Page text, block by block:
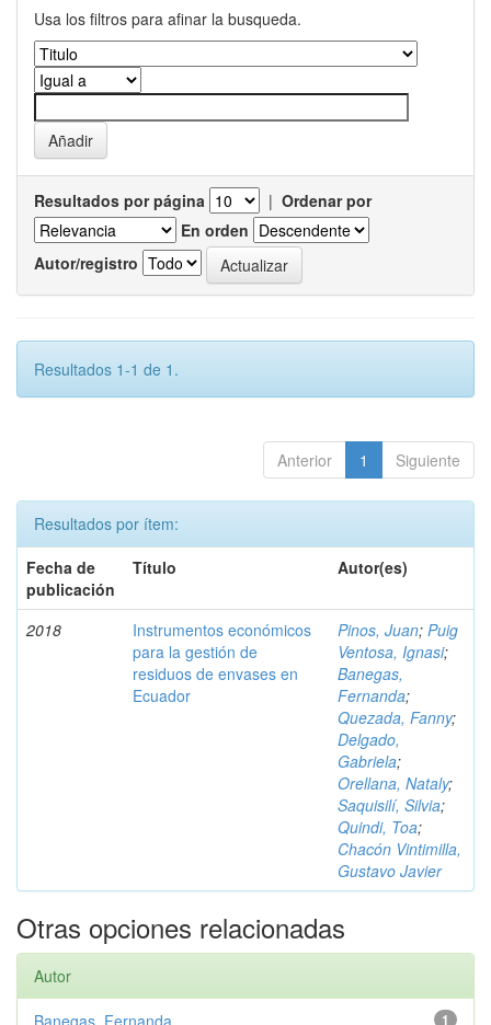
Usa los filtros para afinar la busqueda.
Resultados por página | Ordenar por
En orden
Autor/registro
Resultados 1-1 de 1.
Anterior 1 Siguiente
Resultados por ítem:
Fecha de
publicación
Título Autor(es)
2018
Instrumentos económicos
para la gestión de
residuos de envases en
Ecuador
Pinos, Juan; Puig
Ventosa, Ignasi;
Banegas,
Fernanda;
Quezada, Fanny;
Delgado,
Gabriela;
Orellana, Nataly;
Saquisilí, Silvia;
Quindi, Toa;
Chacón Vintimilla,
Gustavo Javier
Otras opciones relacionadas
Autor
1
Banegas, Fernanda